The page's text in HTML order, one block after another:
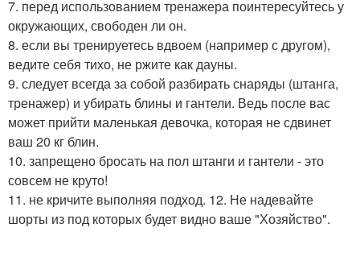
7. перед использованием тренажера поинтересуйтесь у
окружающих, свободен ли он.
8. если вы тренируетесь вдвоем (например с другом),
ведите себя тихо, не ржите как дауны.
9. следует всегда за собой разбирать снаряды (штанга,
тренажер) и убирать блины и гантели. Ведь после вас
может прийти маленькая девочка, которая не сдвинет
ваш 20 кг блин.
10. запрещено бросать на пол штанги и гантели - это
совсем не круто!
11. не кричите выполняя подход. 12. Не надевайте
шорты из под которых будет видно ваше "Хозяйство".